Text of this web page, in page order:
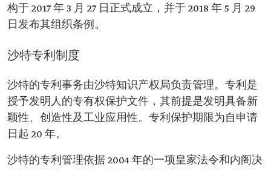
构于 2017 年 3 月 27 日正式成立，并于 2018 年 5 月 29
日发布其组织条例。
沙特专利制度
沙特的专利事务由沙特知识产权局负责管理。专利是
授予发明人的专有权保护文件，其前提是发明具备新
颖性、创造性及工业应用性。专利保护期限为自申请
日起 20 年。
沙特的专利管理依据 2004 年的一项皇家法令和内阁决